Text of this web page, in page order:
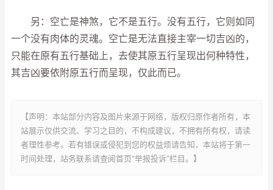
另：空亡是神煞，它不是五行。没有五行，它则如同
一个没有肉体的灵魂。空亡是无法直接主宰一切吉凶的，
只能在原有五行基础上，去使其原五行呈现出何种特性，
其吉凶要依附原五行而呈现，仅此而已。
【声明：本站部分内容及图片来源于网络，版权归原作者所有，本
站展示仅供交流、学习之目的，不构成建议，不拥有所有权，请读
者理性参考。若有错误或侵犯到您的权益烦请告知，本站将于第一
时间处理，站务联系请查阅首页“举报投诉”栏目。】